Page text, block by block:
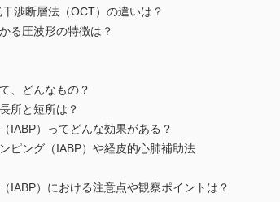
渉断層法（OCT）の違いは？
る圧波形の特徴は？
、どんなもの？
所と短所は？
）ってどんな効果がある？
ング（IABP）や経皮的心肺補助法
）における注意点や観察ポイントは？